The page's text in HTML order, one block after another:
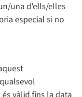
una d'ells/elles
especial si no